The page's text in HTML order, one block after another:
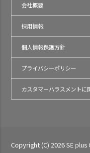
会社概要
採用情報
個人情報保護方針
プライバシーポリシー
カスタマーハラスメントに
Copyright (C) 2026 SE